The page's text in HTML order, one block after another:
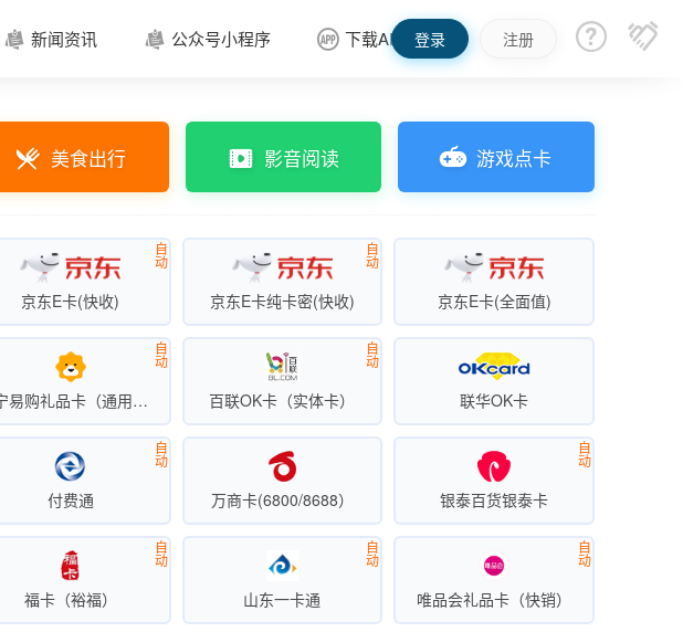
 新闻资讯  公众号小程序  下载APP 登录 注册  
美食出行 影音阅读 游戏点卡
京东E卡(快收)
自
动
京东E卡纯卡密(快收)
自
动
京东E卡(全面值)
苏宁易购礼品卡（通用卡快销）
自
动
百联OK卡（实体卡）
自
动
联华OK卡
付费通
自
动
万商卡(6800/8688） 银泰百货银泰卡
自
动
福卡（裕福）
自
动
山东一卡通
自
动
唯品会礼品卡（快销）
自
动